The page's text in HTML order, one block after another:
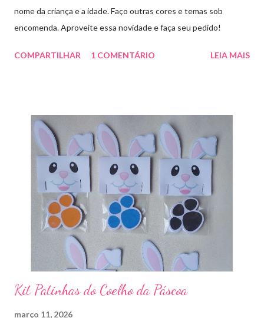
nome da criança e a idade. Faço outras cores e temas sob
encomenda. Aproveite essa novidade e faça seu pedido!
COMPARTILHAR 1 COMENTÁRIO LEIA MAIS
Kit Patinhas do Coelho da Páscoa
março 11, 2026